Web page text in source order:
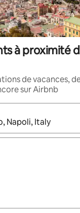
à proximité
de vacances,
sur Airbnb
s'affichent, utilisez